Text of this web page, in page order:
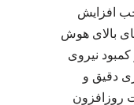
افزایش
بالای هوش
نیروی
دقیق و
روزافزون